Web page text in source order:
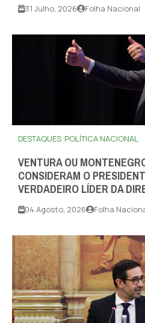
31 Julho, 2026 Folha Nacional
DESTAQUES POLÍTICA NACIONAL
VENTURA OU
CONSIDERAM O
VERDADEIRO LÍDER DA
04 Agosto, 2026 Folha